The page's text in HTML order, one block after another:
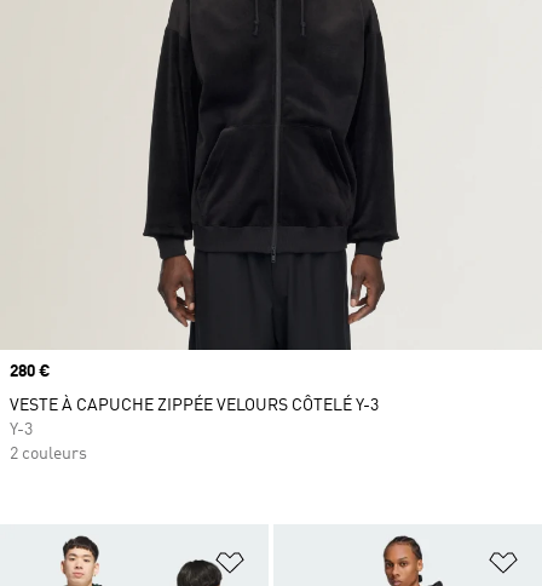
Ajouter à la Liste de produits
Prix
280 €
VESTE À CAPUCHE ZIPPÉE VELOURS CÔTELÉ Y-3
Y-3
2 couleurs